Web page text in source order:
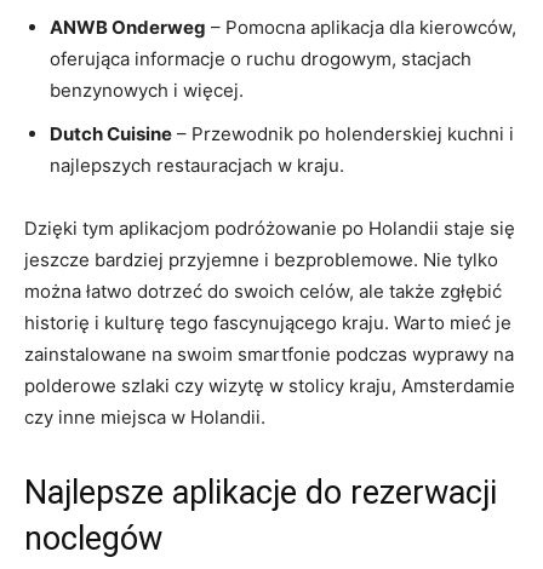
ANWB Onderweg – Pomocna aplikacja dla ⁤kierowców,
oferująca informacje ​o ruchu drogowym, stacjach
benzynowych i więcej.
Dutch Cuisine – Przewodnik po holenderskiej kuchni i
najlepszych restauracjach w⁣ kraju.
Dzięki‍ tym aplikacjom podróżowanie‍ po Holandii staje się
jeszcze bardziej przyjemne i ⁣bezproblemowe. ⁤Nie tylko
można łatwo dotrzeć⁤ do swoich celów, ale także zgłębić
historię i kulturę tego fascynującego kraju. Warto mieć je
zainstalowane ⁣na swoim smartfonie ⁣podczas wyprawy na
polderowe szlaki czy wizytę w stolicy kraju, Amsterdamie⁤
czy ‍inne miejsca w Holandii.
Najlepsze aplikacje do rezerwacji
noclegów